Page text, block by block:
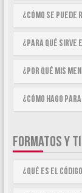
¿Cómo se
¿Para qué sirve
¿Por qué mis
¿Cómo hago
FORMATOS Y
¿Qué es el